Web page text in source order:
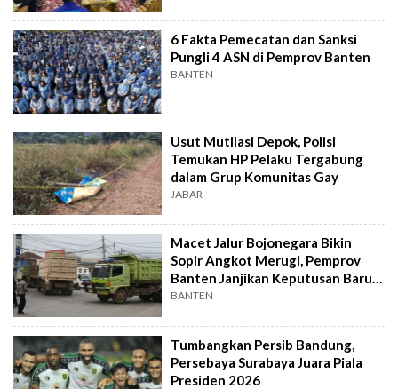
6 Fakta Pemecatan dan Sanksi
Pungli 4 ASN di Pemprov Banten
BANTEN
Usut Mutilasi Depok, Polisi
Temukan HP Pelaku Tergabung
dalam Grup Komunitas Gay
JABAR
Macet Jalur Bojonegara Bikin
Sopir Angkot Merugi, Pemprov
Banten Janjikan Keputusan Baru 4
Hari Lagi
BANTEN
Tumbangkan Persib Bandung,
Persebaya Surabaya Juara Piala
Presiden 2026